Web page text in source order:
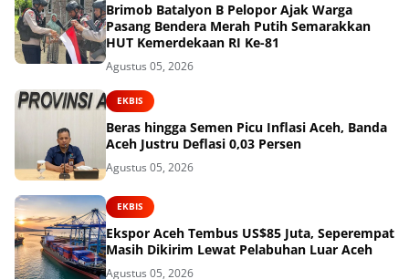
Brimob Batalyon B Pelopor Ajak Warga
Pasang Bendera Merah Putih Semarakkan
HUT Kemerdekaan RI Ke-81
Agustus 05, 2026
EKBIS
Beras hingga Semen Picu Inflasi Aceh, Banda
Aceh Justru Deflasi 0,03 Persen
Agustus 05, 2026
EKBIS
Ekspor Aceh Tembus US$85 Juta, Seperempat
Masih Dikirim Lewat Pelabuhan Luar Aceh
Agustus 05, 2026